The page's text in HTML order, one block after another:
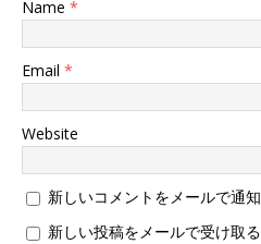
Name *
Email *
Website
新しいコメントをメールで通知
新しい投稿をメールで受け取る